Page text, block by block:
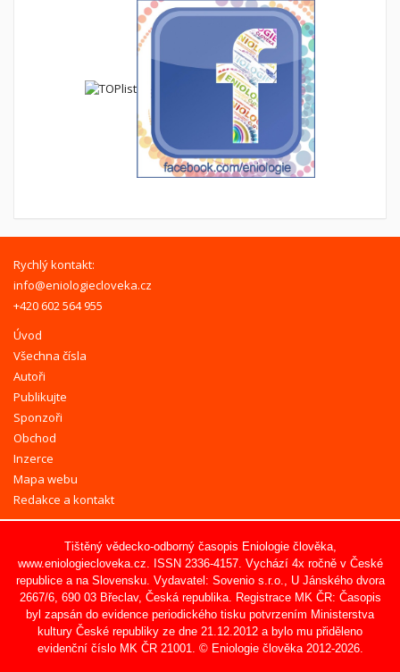
Rychlý kontakt:
info@eniologiecloveka.cz
+420 602 564 955
Úvod
Všechna čísla
Autoři
Publikujte
Sponzoři
Obchod
Inzerce
Mapa webu
Redakce a kontakt
Tištěný vědecko-odborný časopis Eniologie člověka,
www.eniologiecloveka.cz. ISSN 2336-4157. Vychází 4x ročně v České
republice a na Slovensku. Vydavatel: Sovenio s.r.o., U Jánského dvora
2667/6, 690 03 Břeclav, Česká republika. Registrace MK ČR: Časopis
byl zapsán do evidence periodického tisku potvrzením Ministerstva
kultury České republiky ze dne 21.12.2012 a bylo mu přiděleno
evidenční číslo MK ČR 21001. © Eniologie člověka 2012-2026.